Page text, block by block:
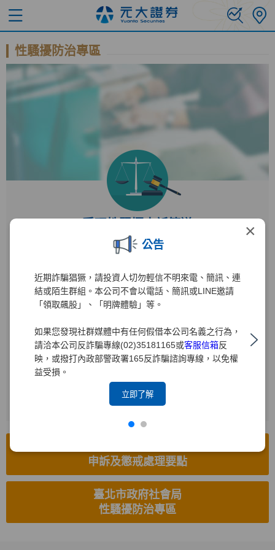
×
公告
近期詐騙猖獗，請投資人切勿輕信不明來電、簡訊、連
結或陌生群組。本公司不會以電話、簡訊或LINE邀請
「領取飆股」、「明牌體驗」等。
如果您發現社群媒體中有任何假借本公司名義之行為，
請洽本公司反詐騙專線(02)35181165或客服信箱反
映，或撥打內政部警政署165反詐騙諮詢專線，以免權
益受損。
立即了解
性騷擾防治專區
受理單位
受理電話
(02)2719-1715
電子信箱
hr8585.brk@yuanta.com
(02)2514-8626
申訴及懲戒處理要點
臺北市政府社會局
性騷擾防治專區